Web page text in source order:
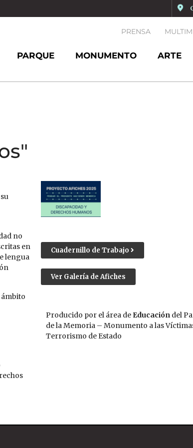
PRENSA
PARQUE MONUMENTO ARTE
no
en
lengua
ámbito
Cuadernillo de Trabajo
Ver Galería de Afiches
Producido por el área de Educacióndel
de la Memoria – Monumento a las
Terrorismo de Estado